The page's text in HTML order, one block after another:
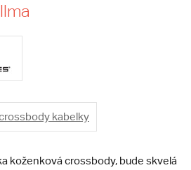
kabelky
koženková crossbody, bude skvelá